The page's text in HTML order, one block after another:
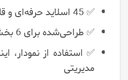
✅ 45 اسلاید حرفه‌ای و قابل ویرایش
✅ طراحی‌شده برای 6 بخش اصلی گزارش
✅ استفاده از نمودار،
مدیریتی